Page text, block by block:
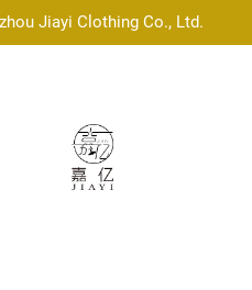
Jiayi Clothing Co., Ltd.